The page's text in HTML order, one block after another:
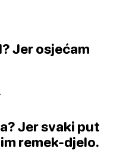
Jer osjećam
Jer svaki put
remek-djelo.